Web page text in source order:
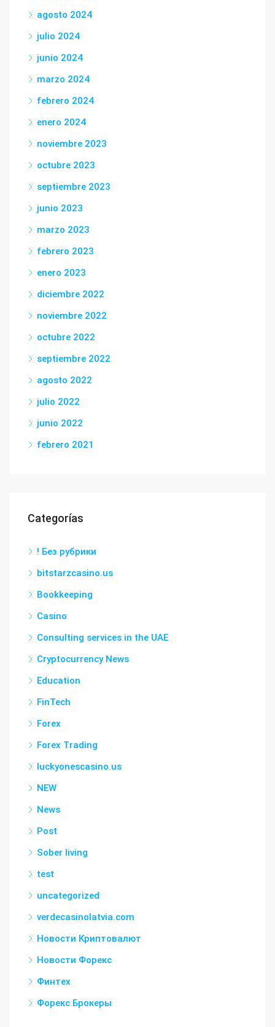
agosto 2024
julio 2024
junio 2024
marzo 2024
febrero 2024
enero 2024
noviembre 2023
octubre 2023
septiembre 2023
junio 2023
marzo 2023
febrero 2023
enero 2023
diciembre 2022
noviembre 2022
octubre 2022
septiembre 2022
agosto 2022
julio 2022
junio 2022
febrero 2021
Categorías
! Без рубрики
bitstarzcasino.us
Bookkeeping
Casino
Consulting services in the UAE
Cryptocurrency News
Education
FinTech
Forex
Forex Trading
luckyonescasino.us
NEW
News
Post
Sober living
test
uncategorized
verdecasinolatvia.com
Новости Криптовалют
Новости Форекс
Финтех
Форекс Брокеры